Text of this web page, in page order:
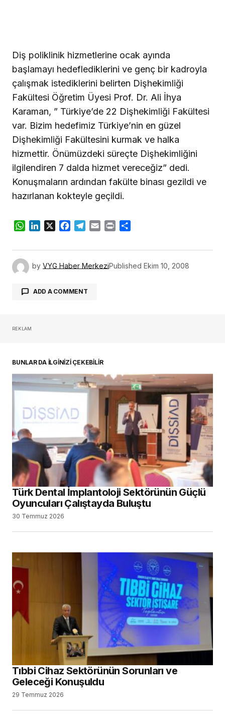
Diş poliklinik hizmetlerine ocak ayında
başlamayı hedeflediklerini ve genç bir kadroyla
çalışmak istediklerini belirten Dişhekimliği
Fakültesi Öğretim Üyesi Prof. Dr. Ali İhya
Karaman, ” Türkiye’de 22 Dişhekimliği Fakültesi
var. Bizim hedefimiz Türkiye’nin en güzel
Dişhekimliği Fakültesini kurmak ve halka
hizmettir. Önümüzdeki süreçte Dişhekimliğini
ilgilendiren 7 dalda hizmet vereceğiz” dedi.
Konuşmaların ardından fakülte binası gezildi ve
hazırlanan kokteyle geçildi.
WhatsApp
LinkedIn
X Facebook
Telegram
Email Print
by VYG Haber MerkeziPublished Ekim 10, 2008
ADD A COMMENT
REKLAM
BUNLAR DA İLGİNİZİ ÇEKEBİLİR
Türk Dental İmplantoloji Sektörünün Güçlü
Oyuncuları Çalıştayda Buluştu
30 Temmuz 2026
Tıbbi Cihaz Sektörünün Sorunları ve
Geleceği Konuşuldu
29 Temmuz 2026